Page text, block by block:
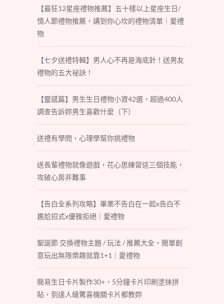
【最狂12星座禮物推薦】五十樣以上星座生日/
情人節禮物推薦，講到你心坎的禮物清單｜愛禮
物
【七夕送禮特輯】男人心不再是海底針！送男友
禮物的五大祕訣！
【靈感篇】男生生日禮物小資42選，超過400人
調查告訴妳男生喜歡什麼（下）
送禮有學問，心理學幫你挑禮物
送長輩禮物就像遊戲，花心思練習這三個技能，
攻破心房非難事
【告白全系列攻略】畢業不告白在一起x告白不
尷尬招式x優雅拒絕｜愛禮物
聖誕節 交換禮物主題 / 玩法 / 推薦大全，簡單創
意玩出無限樂趣就靠1+1｜愛禮物
簡易生日卡片製作30+，5分鐘卡片印刷塗抹拼
貼，到達人級驚喜機關卡片都教妳